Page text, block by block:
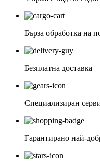
Бърза обработка на
Безплатна доставка
Специализиран
Гарантирано най-